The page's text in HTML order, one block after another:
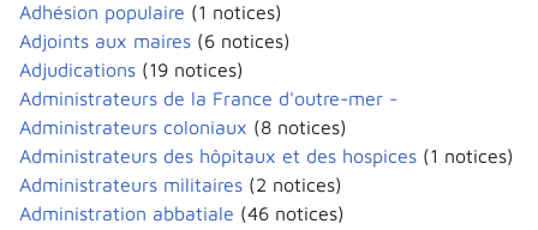
Adhésion populaire (1 notices)
Adjoints aux maires (6 notices)
Adjudications (19 notices)
Administrateurs de la France d'outre-mer -
Administrateurs coloniaux (8 notices)
Administrateurs des hôpitaux et des hospices (1 notices)
Administrateurs militaires (2 notices)
Administration abbatiale (46 notices)